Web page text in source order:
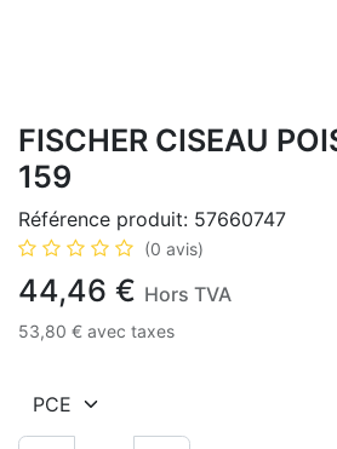
FISCHER CISEAU
159
Référence produit: 57660747
(0 avis)
44,46 € Hors TVA
53,80 € avec taxes